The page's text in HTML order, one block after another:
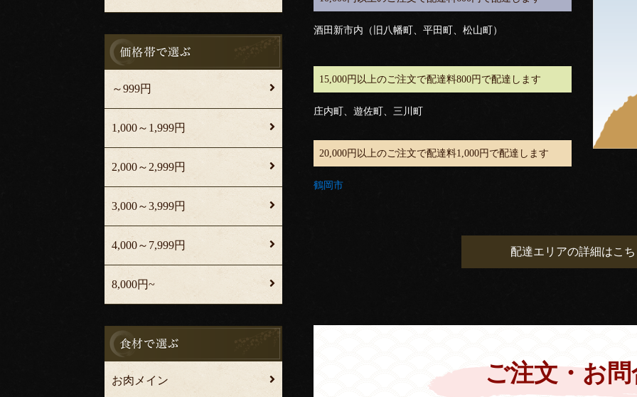
酒田新市内（旧八幡町、平田町、松山町）
15,000円以上のご注文で配達料800円で配達します
庄内町、遊佐町、三川町
20,000円以上のご注文で配達料1,000円で配達します
鶴岡市
配達エリアの詳細はこ
ご注文・お問
～999円
1,000～1,999円
2,000～2,999円
3,000～3,999円
4,000～7,999円
8,000円~
お肉メイン